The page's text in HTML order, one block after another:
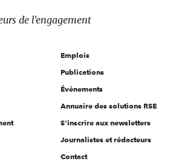
de l'engagement
Emplois
Publications
Évènements
Annuaire des solutions RSE
S'inscrire aux newsletters
Journalistes et rédacteurs
Contact